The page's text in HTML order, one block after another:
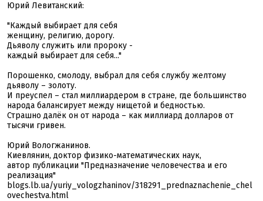
Юрий Левитанский:
"Каждый выбирает для себя
женщину, религию, дорогу.
Дьяволу служить или пророку -
каждый выбирает для себя..."
Порошенко, смолоду, выбрал для себя службу желтому
дьяволу – золоту.
И преуспел – стал миллиардером в стране, где большинство
народа балансирует между нищетой и бедностью.
Страшно далёк он от народа – как миллиард долларов от
тысячи гривен.
Юрий Вологжанинов.
Киевлянин, доктор физико-математических наук,
автор публикации "Предназначение человечества и его
реализация"
blogs.lb.ua/yuriy_vologzhaninov/318291_prednaznachenie_chel
ovechestva.html